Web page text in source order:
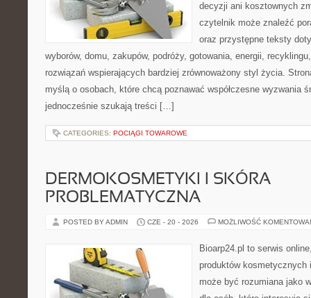
decyzji ani kosztownych
czytelnik może znaleźć
oraz przystępne teksty
wyborów, domu, zakupów, podróży, gotowania, energii,
rozwiązań wspierających bardziej zrównoważony styl życia.
myślą o osobach, które chcą poznawać współczesne wyzwania
jednocześnie szukają treści […]
CATEGORIES: POCIĄGI TOWAROWE
DERMOKOSMETYKI I SKÓRA
PROBLEMATYCZNA
POSTED BY ADMIN CZE - 20 - 2026 MOŻLIWOŚĆ
Bioarp24.pl to serwis
produktów kosmetycznych
może być rozumiana jako